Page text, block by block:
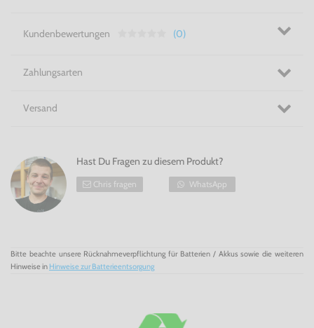
Kundenbewertungen (0)
Zahlungsarten
Versand
Hast Du Fragen zu diesem Produkt?
Chris fragen WhatsApp
Bitte beachte unsere Rücknahmeverpflichtung für Batterien / Akkus sowie die weiteren
Hinweise in Hinweise zur Batterieentsorgung